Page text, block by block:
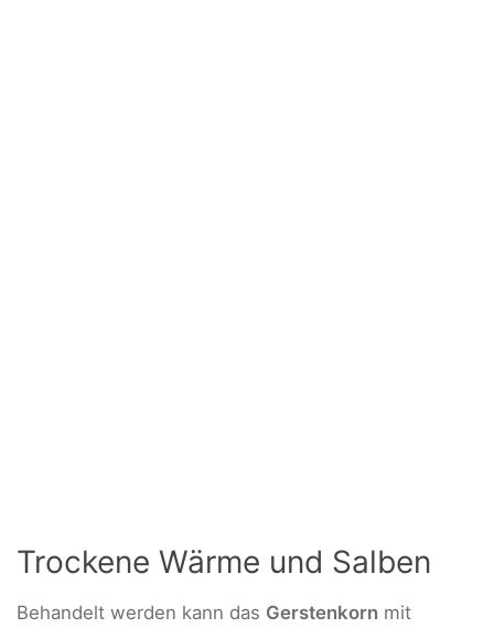
Trockene Wärme und Salben
Behandelt werden kann das Gerstenkorn mit